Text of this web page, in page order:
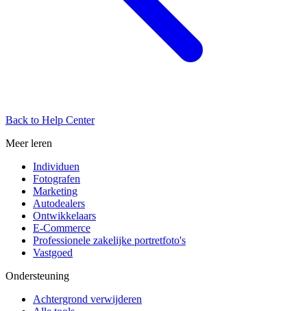
Back to Help Center
Meer leren
Individuen
Fotografen
Marketing
Autodealers
Ontwikkelaars
E-Commerce
Professionele zakelijke portretfoto's
Vastgoed
Ondersteuning
Achtergrond verwijderen